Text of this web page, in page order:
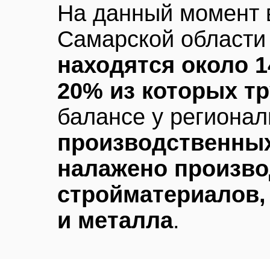
На данный момент
Самарской
находятся около
20% из которых
балансе у
налажено
и металла.